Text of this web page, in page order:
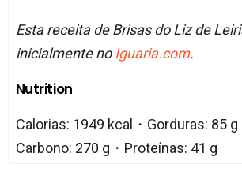
Esta receita de Brisas do Liz de
inicialmente no Iguaria.com.
Nutrition
Calorias: 1949 kcal・Gorduras: 85
Carbono: 270 g・Proteínas: 41 g